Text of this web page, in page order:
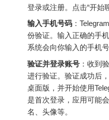
登录或注册。点击“开始
输入手机号码 ：
份验证。输入正确的手
系统会向你输入的手机
验证并登录账号 ：收到
进行验证。验证成功后
桌面版，并开始使用
是首次登录，应用可能
名、头像等。